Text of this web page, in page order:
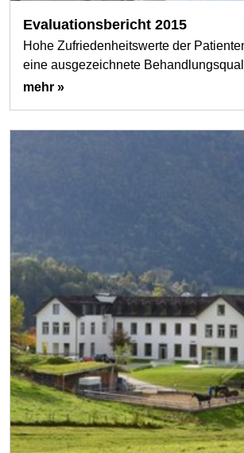
Evaluationsbericht 2015
Hohe Zufriedenheitswerte der
eine ausgezeichnete
mehr »